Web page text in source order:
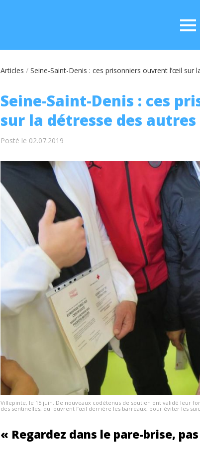
Articles / Seine-Saint-Denis : ces prisonniers ouvrent l’œil sur
Seine-Saint-Denis : ces
sur la détresse des autres
Posté le 02.07.2019
Villepinte, le 15 juin. De nouveaux codétenus de soutien ont validé leur
des sentinelles, qui ouvrent l’œil derrière les barreaux, pour éviter les
« Regardez dans le pare-brise,